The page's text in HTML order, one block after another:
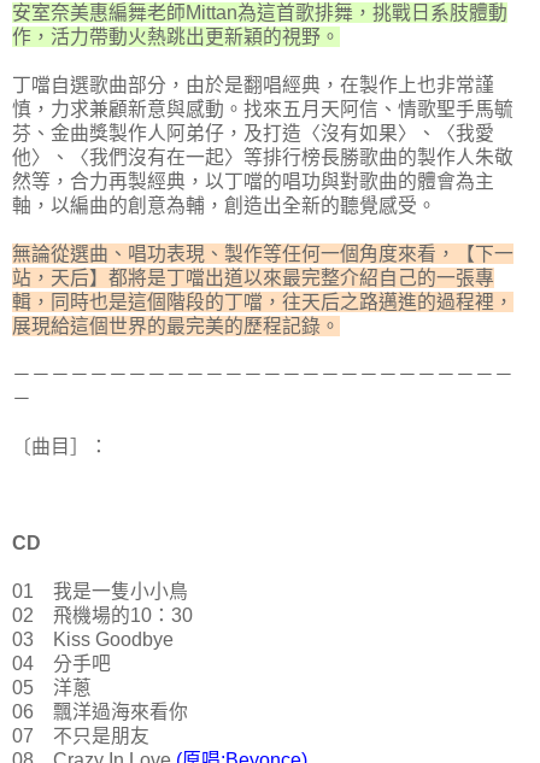
安室奈美惠編舞老師Mittan為這首歌排舞，挑戰日系肢體動
作，活力帶動火熱跳出更新穎的視野。
丁噹自選歌曲部分，由於是翻唱經典，在製作上也非常謹
慎，力求兼顧新意與感動。找來五月天阿信、情歌聖手馬毓
芬、金曲獎製作人阿弟仔，及打造〈沒有如果〉、〈我愛
他〉、〈我們沒有在一起〉等排行榜長勝歌曲的製作人朱敬
然等，合力再製經典，以丁噹的唱功與對歌曲的體會為主
軸，以編曲的創意為輔，創造出全新的聽覺感受。
無論從選曲、唱功表現、製作等任何一個角度來看，【下一
站，天后】都將是丁噹出道以來最完整介紹自己的一張專
輯，同時也是這個階段的丁噹，往天后之路邁進的過程裡，
展現給這個世界的最完美的歷程記錄。
－－－－－－－－－－－－－－－－－－－－－－－－－－
－
〔曲目］：
CD
01 我是一隻小小鳥
02 飛機場的10：30
03 Kiss Goodbye
04 分手吧
05 洋蔥
06 飄洋過海來看你
07 不只是朋友